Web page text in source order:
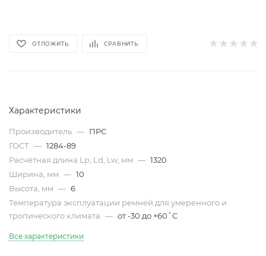
ОТЛОЖИТЬ СРАВНИТЬ
Характеристики
Производитель — ПРС
ГОСТ — 1284-89
Расчётная длина Lp, Ld, Lw, мм — 1320
Ширина, мм — 10
Высота, мм — 6
Температура эксплуатации ремней для умеренного и
тропического климата — от -30 до +60˚C
Все характеристики